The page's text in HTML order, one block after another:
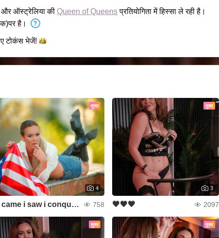
और ऑस्ट्रेलिया की Queen of Queensप्रतियोगिता में हिस्सा ले रही है।
है।
टोकंस भेजें!
मुफ्त
4
i came i saw i conquered 758
मुफ्त
3
🖤🖤🖤 2097
मुफ्त मुफ्त